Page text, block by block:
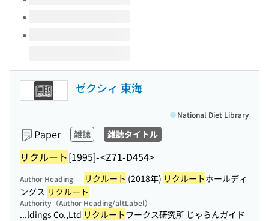
ゼクシィ 東海
Paper 雑誌 雑誌タイトル
リクルート[1995]-<Z71-D454>
National Diet Library
Author Heading リクルート (2018年) リクルートホールディ
ングス リクルート
Authority（Author Heading/altLabel）
...ldings Co.,Ltd リクルートワークス研究所 じゃらんガイド